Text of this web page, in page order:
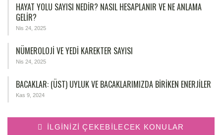
HAYAT YOLU SAYISI NEDIR? NASIL HESAPLANIR VE NE ANLAMA
GELIR?
Nis 24, 2025
NÜMEROLOJİ VE YEDİ KAREKTER SAYISI
Nis 24, 2025
BACAKLAR: (ÜST) UYLUK VE BACAKLARIMIZDA BIRIKEN ENERJILER
Kas 9, 2024
İLGINIZI ÇEKEBILECEK KONULAR